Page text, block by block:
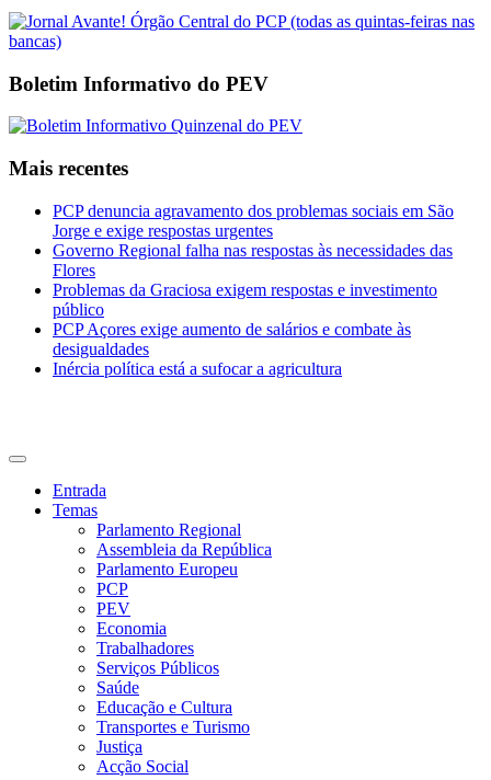
Boletim Informativo do PEV
Mais recentes
PCP denuncia agravamento dos problemas sociais em São
Jorge e exige respostas urgentes
Governo Regional falha nas respostas às necessidades das
Flores
Problemas da Graciosa exigem respostas e investimento
público
PCP Açores exige aumento de salários e combate às
desigualdades
Inércia política está a sufocar a agricultura
Entrada
Temas
Parlamento Regional
Assembleia da República
Parlamento Europeu
PCP
PEV
Economia
Trabalhadores
Serviços Públicos
Saúde
Educação e Cultura
Transportes e Turismo
Justiça
Acção Social